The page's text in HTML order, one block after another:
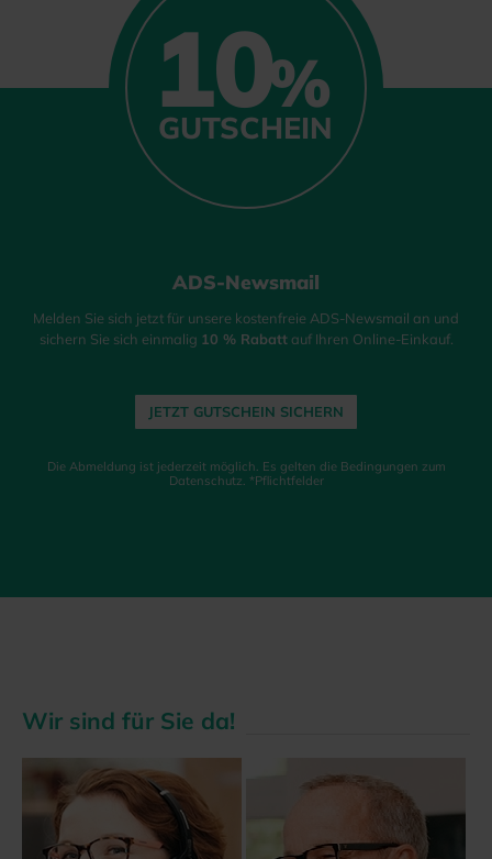
10%
GUTSCHEIN
ADS-Newsmail
Melden Sie sich jetzt für unsere kostenfreie ADS-Newsmail an und
sichern Sie sich einmalig 10 % Rabattauf Ihren Online-Einkauf.
JETZT GUTSCHEIN SICHERN
Die Abmeldung ist jederzeit möglich. Es gelten die Bedingungen zum
Datenschutz. *Pflichtfelder
Wir sind für Sie da!